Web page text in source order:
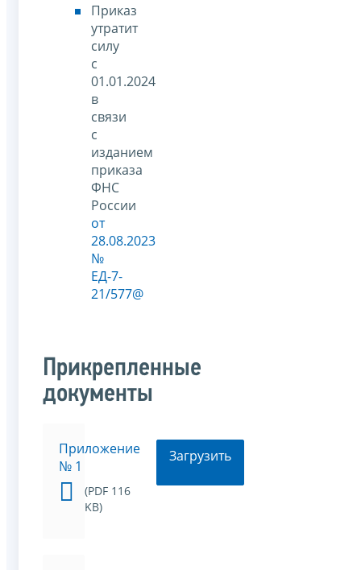
Приказ
утратит
силу
с
01.01.2024
в
связи
с
изданием
приказа
ФНС
России
от
28.08.2023
№
ЕД-7-
21/577@
Прикрепленные
документы
Приложение
№ 1
(PDF 116
KB)
Загрузить